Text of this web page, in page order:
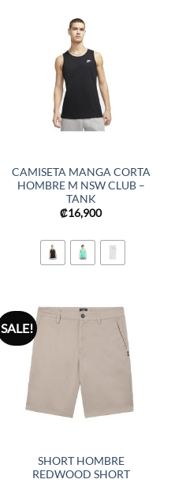
CAMISETA MANGA CORTA
HOMBRE M NSW CLUB –
TANK
₡16,900
SALE!
SHORT HOMBRE
REDWOOD SHORT